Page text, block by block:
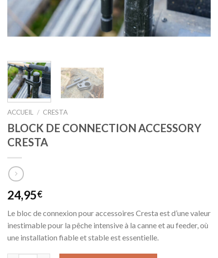
ACCUEIL / CRESTA
BLOCK DE CONNECTION ACCESSORY
CRESTA
24,95€
Le bloc de connexion pour accessoires Cresta est d’une valeur
inestimable pour la pêche intensive à la canne et au feeder, où
une installation fiable et stable est essentielle.